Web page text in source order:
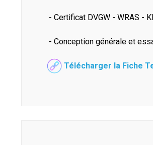
- Certificat DVGW - WRAS -
- Conception générale et
Télécharger la Fiche